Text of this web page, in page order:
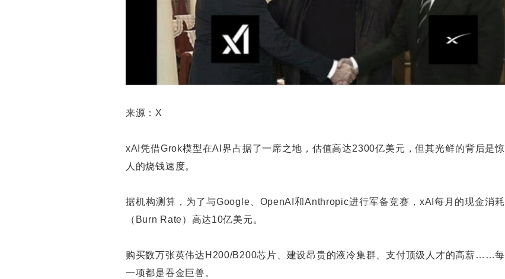
来源：X
xAI凭借Grok模型在AI界占据了一席之地，估值高达2300亿美元，但其光鲜的背后是惊
人的烧钱速度。
据机构测算，为了与Google、OpenAI和Anthropic进行军备竞赛，xAI每月的现金消耗
（Burn Rate）高达10亿美元。
购买数万张英伟达H200/B200芯片、建设昂贵的液冷集群、支付顶级人才的高薪……每
一项都是吞金巨兽。